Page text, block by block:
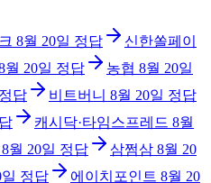
8월 20일 정답
신한쏠페이
월 20일 정답 농협 8월 20일
정답 비트버니 8월 20일 정답
캐시닥·타임스프레드 8월
8월 20일 정답 삼쩜삼 8월 20
정답 에이치포인트 8월 20